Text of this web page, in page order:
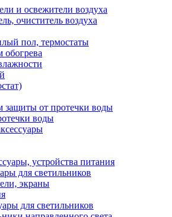
и освежители воздуха
очиститель воздуха
пол, термостаты
обогрева
защиты от протечки воды
воды
устройства питания
для светильников
экраны
для светильников